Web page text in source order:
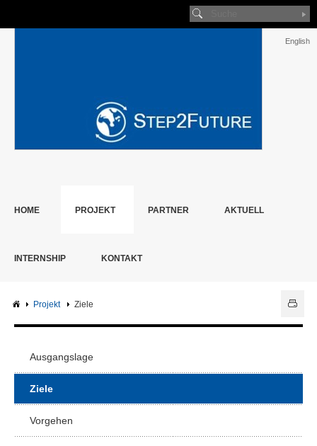
English
HOME PROJEKT PARTNER AKTUELL
INTERNSHIP KONTAKT
Projekt Ziele
Ausgangslage
Ziele
Vorgehen